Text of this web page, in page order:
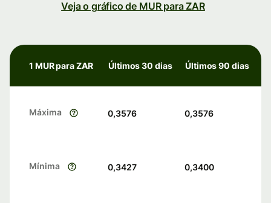
Veja o gráfico de MUR para ZAR
1 MUR para ZAR Últimos 30 dias Últimos 90 dias
Máxima 0,3576 0,3576
Mínima 0,3427 0,3400